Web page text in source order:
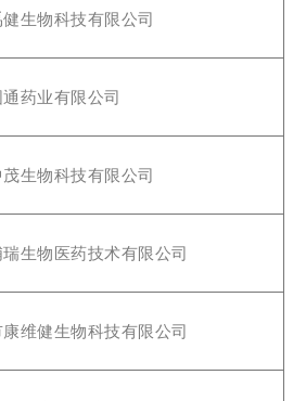
生物科技有限公司
药业有限公司
生物科技有限公司
生物医药技术有限公司
维健生物科技有限公司